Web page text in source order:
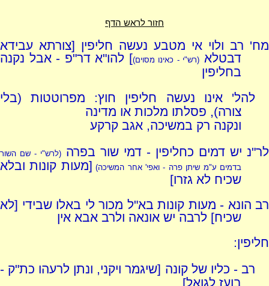
חזור לראש הדף
מח' רב ולוי אי מטבע נעשה חליפין [צורתא עבידא
דבטלא (רש"י - כאינו מסוים)] להו"א דר"פ - אבל נקנה
בחליפין
להל' אינו נעשה חליפין חוץ: מפרוטטות (בלי
צורה), פסלתו מלכות או מדינה
ונקנה רק במשיכה, אגב קרקע
לר"נ יש דמים כחליפין - דמי שור בפרה (לרש"י - שם השור
בדמים ע"מ שיתן פרה - ואפי' אחר המשיכה) [מעות קונות ובלא
שכיח לא גזרו]
רב הונא - מעות קונות בא"ל מכור לי באלו שבידי [לא
שכיח] לרבה יש אונאה ולרב אבא אין
חליפין:
רב - כליו של קונה [שיגמר ויקני, ונתן לרעהו כת"ק -
בועז לגואל]